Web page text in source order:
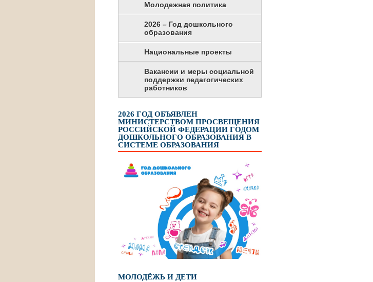
Молодежная политика
2026 – Год дошкольного
образования
Национальные проекты
Вакансии и меры социальной
поддержки педагогических
работников
2026 ГОД ОБЪЯВЛЕН
МИНИСТЕРСТВОМ ПРОСВЕЩЕНИЯ
РОССИЙСКОЙ ФЕДЕРАЦИИ ГОДОМ
ДОШКОЛЬНОГО ОБРАЗОВАНИЯ В
СИСТЕМЕ ОБРАЗОВАНИЯ
МОЛОДЁЖЬ И ДЕТИ